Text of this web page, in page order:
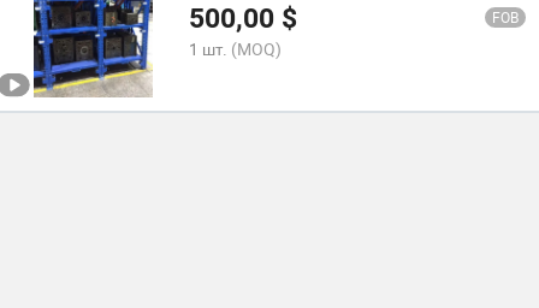
500,00 $ FOB
1 шт. (MOQ)